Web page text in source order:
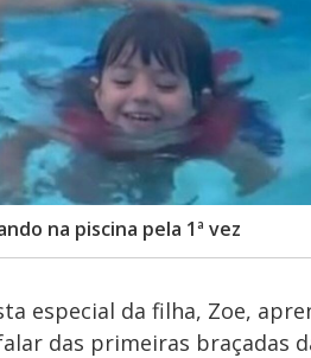
na piscina pela 1ª vez
especial da filha, Zoe,
das primeiras braçadas